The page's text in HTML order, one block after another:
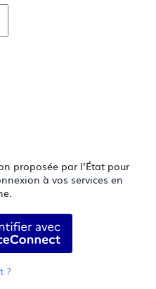
proposée par l’État pour
à vos services en
S’identifier avec FranceConnect
?